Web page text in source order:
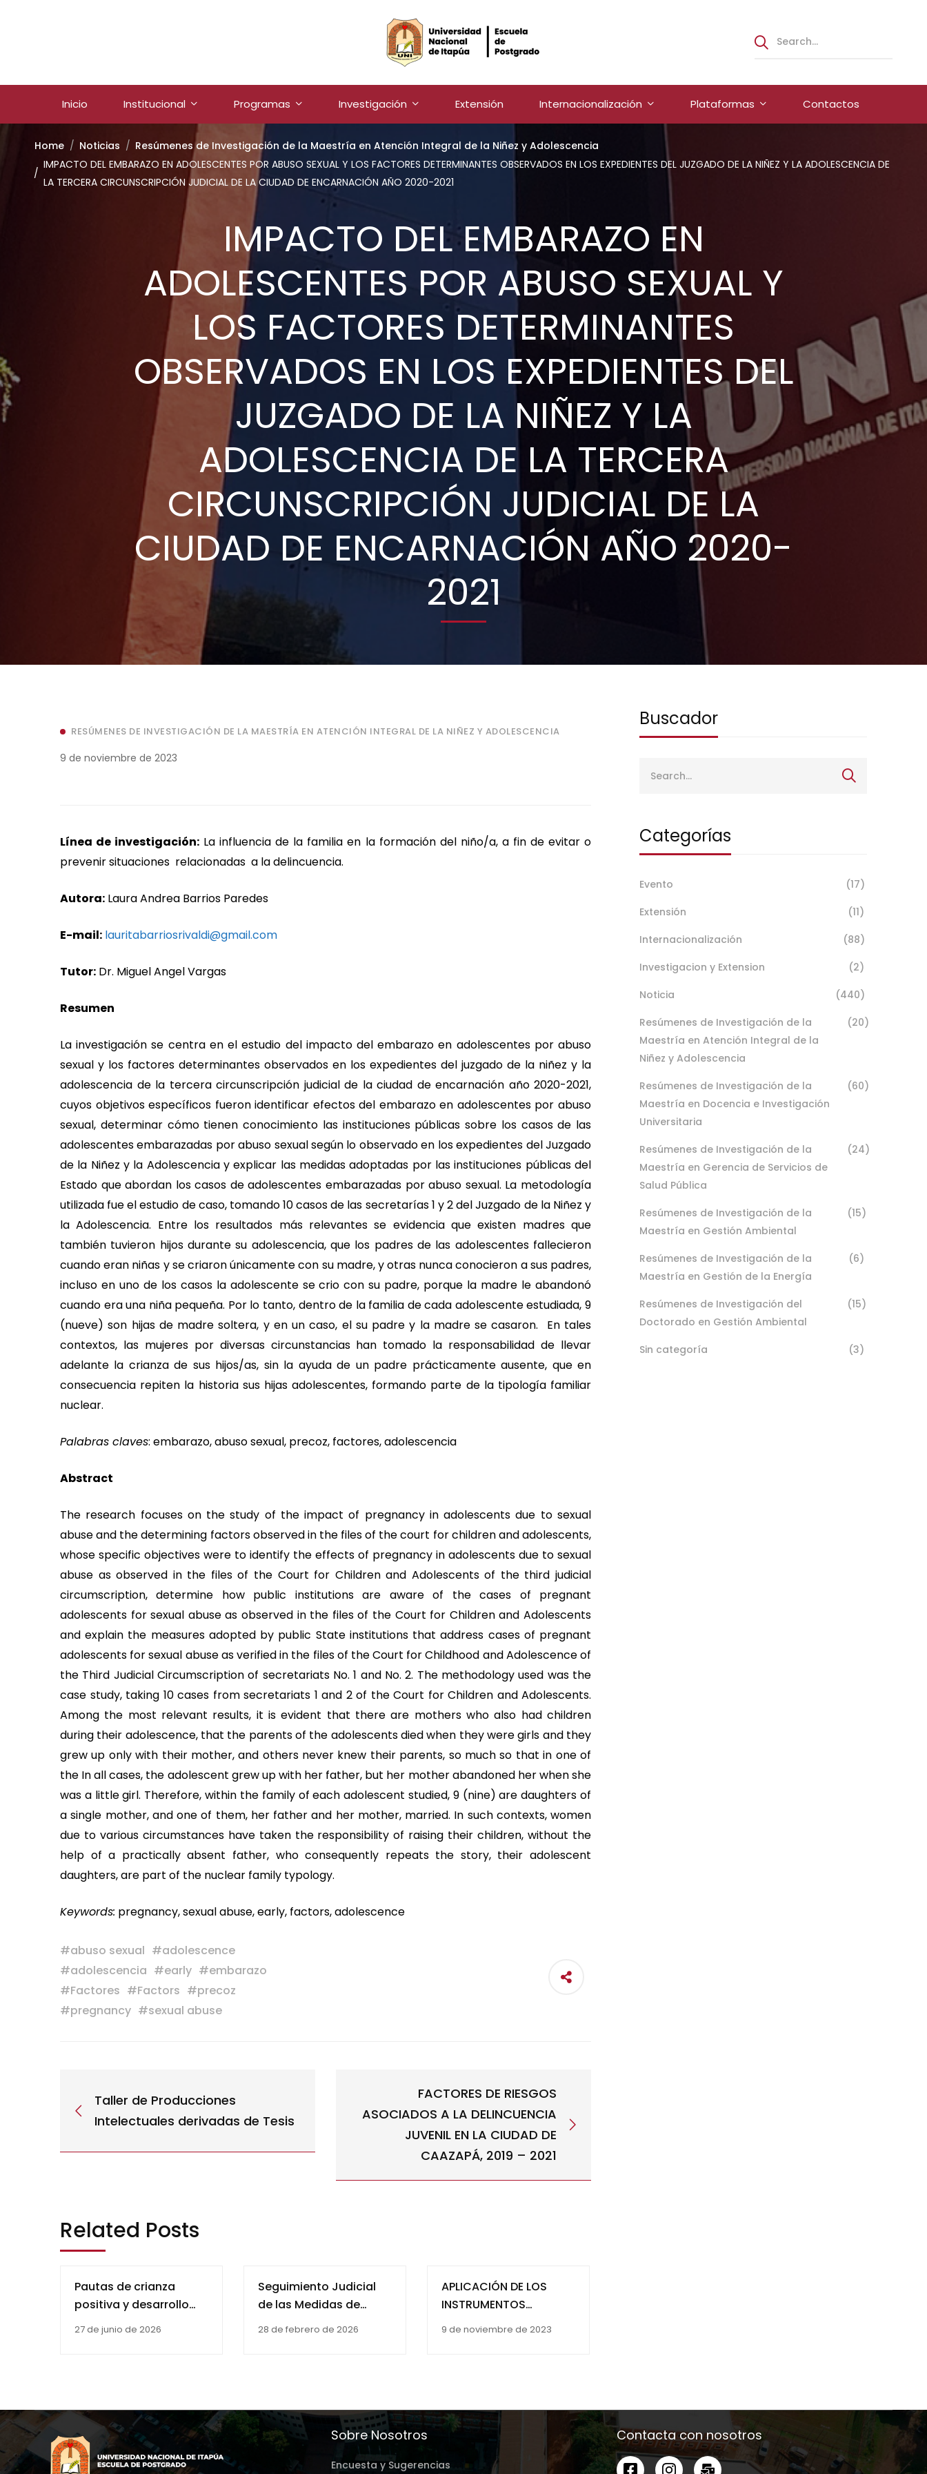
Inicio Institucional Programas Investigación Extensión Internacionalización Plataformas Contactos
Home Noticias
Resúmenes de Investigación de la Maestría en Atención Integral de la Niñez y Adolescencia
IMPACTO DEL EMBARAZO EN ADOLESCENTES POR ABUSO SEXUAL Y LOS FACTORES DETERMINANTES OBSERVADOS EN LOS EXPEDIENTES DEL JUZGADO DE LA NIÑEZ Y LA ADOLESCENCIA DE
LA TERCERA CIRCUNSCRIPCIÓN JUDICIAL DE LA CIUDAD DE ENCARNACIÓN AÑO 2020-2021
IMPACTO DEL EMBARAZO EN
ADOLESCENTES POR ABUSO SEXUAL Y
LOS FACTORES DETERMINANTES
OBSERVADOS EN LOS EXPEDIENTES DEL
JUZGADO DE LA NIÑEZ Y LA
ADOLESCENCIA DE LA TERCERA
CIRCUNSCRIPCIÓN JUDICIAL DE LA
CIUDAD DE ENCARNACIÓN AÑO 2020-
2021
RESÚMENES DE INVESTIGACIÓN DE LA MAESTRÍA EN ATENCIÓN INTEGRAL DE LA NIÑEZ Y ADOLESCENCIA
9 de noviembre de 2023
Línea de investigación: La influencia de la familia en la formación del niño/a, a fin de evitar o
prevenir situaciones relacionadas a la delincuencia.
Autora: Laura Andrea Barrios Paredes
E-mail: lauritabarriosrivaldi@gmail.com
Tutor: Dr. Miguel Angel Vargas
Resumen
La investigación se centra en el estudio del impacto del embarazo en adolescentes por abuso
sexual y los factores determinantes observados en los expedientes del juzgado de la niñez y la
adolescencia de la tercera circunscripción judicial de la ciudad de encarnación año 2020-2021,
cuyos objetivos específicos fueron identificar efectos del embarazo en adolescentes por abuso
sexual, determinar cómo tienen conocimiento las instituciones públicas sobre los casos de las
adolescentes embarazadas por abuso sexual según lo observado en los expedientes del Juzgado
de la Niñez y la Adolescencia y explicar las medidas adoptadas por las instituciones públicas del
Estado que abordan los casos de adolescentes embarazadas por abuso sexual. La metodología
utilizada fue el estudio de caso, tomando 10 casos de las secretarías 1 y 2 del Juzgado de la Niñez y
la Adolescencia. Entre los resultados más relevantes se evidencia que existen madres que
también tuvieron hijos durante su adolescencia, que los padres de las adolescentes fallecieron
cuando eran niñas y se criaron únicamente con su madre, y otras nunca conocieron a sus padres,
incluso en uno de los casos la adolescente se crio con su padre, porque la madre le abandonó
cuando era una niña pequeña. Por lo tanto, dentro de la familia de cada adolescente estudiada, 9
(nueve) son hijas de madre soltera, y en un caso, el su padre y la madre se casaron. En tales
contextos, las mujeres por diversas circunstancias han tomado la responsabilidad de llevar
adelante la crianza de sus hijos/as, sin la ayuda de un padre prácticamente ausente, que en
consecuencia repiten la historia sus hijas adolescentes, formando parte de la tipología familiar
nuclear.
Palabras claves: embarazo, abuso sexual, precoz, factores, adolescencia
Abstract
The research focuses on the study of the impact of pregnancy in adolescents due to sexual
abuse and the determining factors observed in the files of the court for children and adolescents,
whose specific objectives were to identify the effects of pregnancy in adolescents due to sexual
abuse as observed in the files of the Court for Children and Adolescents of the third judicial
circumscription, determine how public institutions are aware of the cases of pregnant
adolescents for sexual abuse as observed in the files of the Court for Children and Adolescents
and explain the measures adopted by public State institutions that address cases of pregnant
adolescents for sexual abuse as verified in the files of the Court for Childhood and Adolescence of
the Third Judicial Circumscription of secretariats No. 1 and No. 2. The methodology used was the
case study, taking 10 cases from secretariats 1 and 2 of the Court for Children and Adolescents.
Among the most relevant results, it is evident that there are mothers who also had children
during their adolescence, that the parents of the adolescents died when they were girls and they
grew up only with their mother, and others never knew their parents, so much so that in one of
the In all cases, the adolescent grew up with her father, but her mother abandoned her when she
was a little girl. Therefore, within the family of each adolescent studied, 9 (nine) are daughters of
a single mother, and one of them, her father and her mother, married. In such contexts, women
due to various circumstances have taken the responsibility of raising their children, without the
help of a practically absent father, who consequently repeats the story, their adolescent
daughters, are part of the nuclear family typology.
Keywords: pregnancy, sexual abuse, early, factors, adolescence
#abuso sexual #adolescence
#adolescencia #early #embarazo
#Factores #Factors #precoz
#pregnancy #sexual abuse
Taller de Producciones
Intelectuales derivadas de Tesis
FACTORES DE RIESGOS
ASOCIADOS A LA DELINCUENCIA
JUVENIL EN LA CIUDAD DE
CAAZAPÁ, 2019 – 2021
Related Posts
Pautas de crianza
positiva y desarrollo
socioemocional en la
27 de junio de 2026
Seguimiento Judicial
de las Medidas de
Protección Otorgadas
en el año 2016, en los
Casos de Niñas y
Adolescentes
Embarazadas
28 de febrero de 2026
APLICACIÓN DE LOS
INSTRUMENTOS
INTERNACIONALES EN
DE RELACIONAMIENTO Y
CONVIVENCIA DEL
JUZGADO DE NIÑEZ Y
ADOLESCENCIA DEL
9 de noviembre de 2023
Buscador
Categorías
Evento
(17)
Extensión
(11)
Internacionalización
(88)
Investigacion y Extension
(2)
Noticia
(440)
Resúmenes de Investigación de la
Maestría en Atención Integral de la
Niñez y Adolescencia
(20)
Resúmenes de Investigación de la
Maestría en Docencia e Investigación
Universitaria
(60)
Resúmenes de Investigación de la
Maestría en Gerencia de Servicios de
Salud Pública
(24)
Resúmenes de Investigación de la
Maestría en Gestión Ambiental
(15)
Resúmenes de Investigación de la
Maestría en Gestión de la Energía
(6)
Resúmenes de Investigación del
Doctorado en Gestión Ambiental
(15)
Sin categoría (3)
Sobre Nosotros
Encuesta y Sugerencias
Contacta con nosotros